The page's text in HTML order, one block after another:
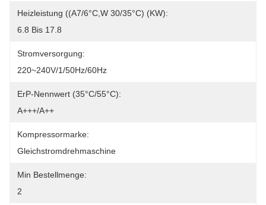
Heizleistung ((A7/6°C,W 30/35°C) (kW):
6.8 Bis 17.8
Stromversorgung:
220~240V/1/50Hz/60Hz
ErP-Nennwert (35°C/55°C):
A+++/A++
Kompressormarke:
Gleichstromdrehmaschine
Min Bestellmenge:
2